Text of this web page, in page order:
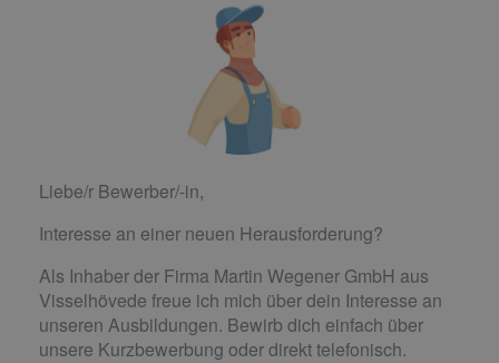
Liebe/r Bewerber/-in,
Interesse an einer neuen Herausforderung?
Als Inhaber der Firma Martin Wegener GmbH aus
Visselhövede freue ich mich über dein Interesse an
unseren Ausbildungen. Bewirb dich einfach über
unsere Kurzbewerbung oder direkt telefonisch.